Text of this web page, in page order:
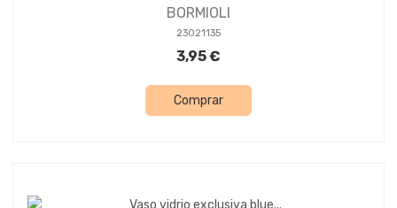
BORMIOLI
23021135
3,95 €
Comprar